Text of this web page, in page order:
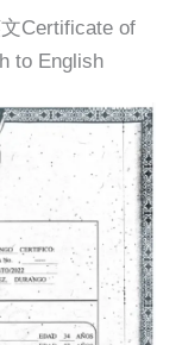
Certificate of
to English